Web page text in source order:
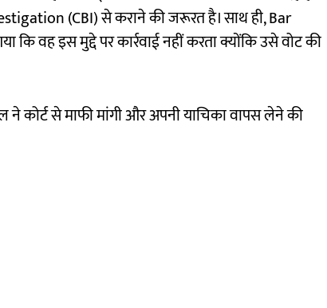
(CBI) से कराने की जरूरत है। साथ ही, Bar
वह इस मुद्दे पर कार्रवाई नहीं करता क्योंकि उसे वोट की
ने कोर्ट से माफी मांगी और अपनी याचिका वापस लेने की